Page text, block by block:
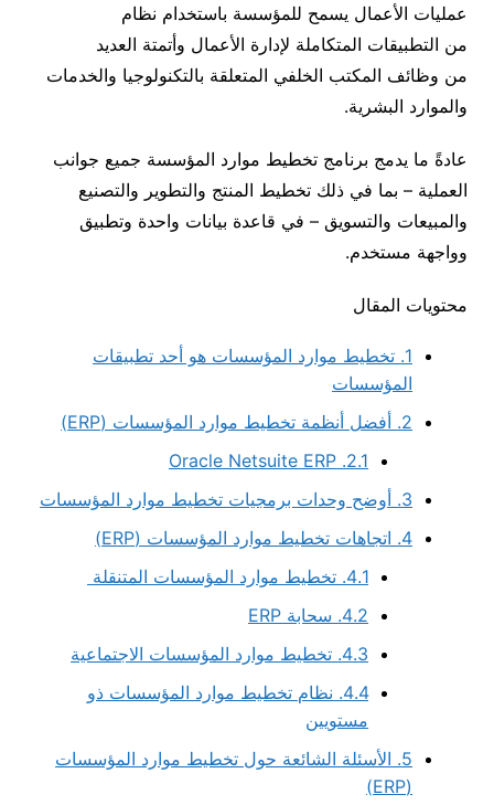
عمليات الأعمال يسمح للمؤسسة باستخدام نظام
من التطبيقات المتكاملة لإدارة الأعمال وأتمتة العديد
من وظائف المكتب الخلفي المتعلقة بالتكنولوجيا والخدمات
والموارد البشرية.
عادةً ما يدمج برنامج تخطيط موارد المؤسسة جميع جوانب
العملية – بما في ذلك تخطيط المنتج والتطوير والتصنيع
والمبيعات والتسويق – في قاعدة بيانات واحدة وتطبيق
وواجهة مستخدم.
محتويات المقال
1. تخطيط موارد المؤسسات هو أحد تطبيقات
المؤسسات
2. أفضل أنظمة تخطيط موارد المؤسسات (ERP)
2.1.
3. أوضح وحدات برمجيات تخطيط موارد المؤسسات
4. اتجاهات تخطيط موارد المؤسسات (ERP)
4.1. تخطيط موارد المؤسسات المتنقلة
4.2. سحابة ERP
4.3. تخطيط موارد المؤسسات الاجتماعية
4.4. نظام تخطيط موارد المؤسسات ذو
مستويين
5. الأسئلة الشائعة حول تخطيط موارد المؤسسات
(ERP)